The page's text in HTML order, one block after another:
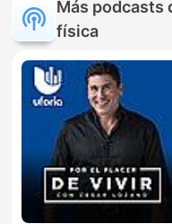
Más podcasts
física